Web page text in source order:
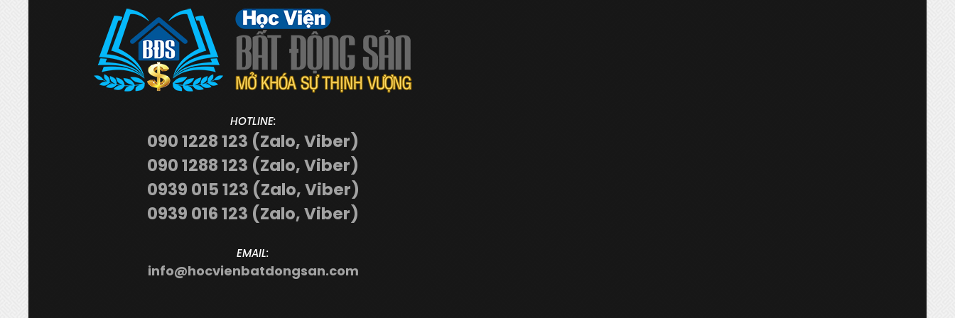
HOTLINE:
090 1228 123 (Zalo, Viber)
090 1288 123 (Zalo, Viber)
0939 015 123 (Zalo, Viber)
0939 016 123 (Zalo, Viber)
EMAIL:
info@hocvienbatdongsan.com